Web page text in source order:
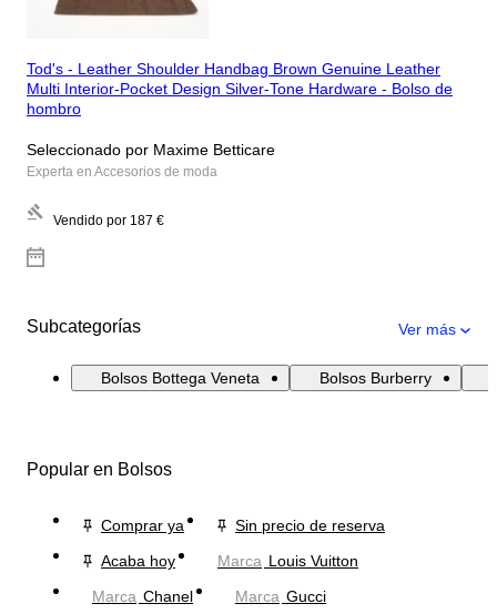
Tod's - Leather Shoulder Handbag Brown Genuine Leather
Multi Interior-Pocket Design Silver-Tone Hardware - Bolso de
hombro
Seleccionado por Maxime Betticare
Experta en Accesorios de moda
Vendido por 187 €
Subcategorías Ver más
Bolsos Bottega Veneta Bolsos Burberry
Popular en Bolsos
Comprar ya
Sin precio de reserva
Acaba hoy
Marca Louis Vuitton
Marca Chanel Marca Gucci